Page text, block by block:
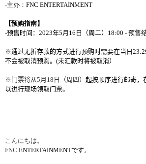
-主办： FNC ENTERTAINMENT
【预购指南】
-预售时间： 2023年5 月 16 日（周二） 18:00 - 预售
※通过无折存款的方式进行预购时需要在当日
不会被取消预购。 (未汇款时将被取消）
※ 门票将从5 月 18 日（周四） 起按顺序进行邮寄，
以进行现场领取门票。
こんにちは。
FNC ENTERTAINMENTです。